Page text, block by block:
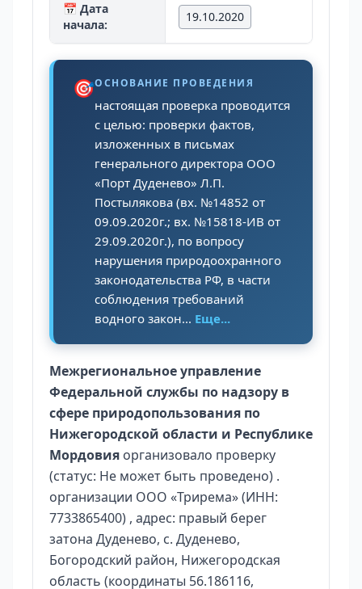
📅 Дата
начала:
19.10.2020
🎯ОСНОВАНИЕ ПРОВЕДЕНИЯ
настоящая проверка проводится
с целью: проверки фактов,
изложенных в письмах
генерального директора ООО
«Порт Дуденево» Л.П.
Постылякова (вх. №14852 от
09.09.2020г.; вх. №15818-ИВ от
29.09.2020г.), по вопросу
нарушения природоохранного
законодательства РФ, в части
соблюдения требований
водного закон... Еще...
Межрегиональное управление
Федеральной службы по надзору в
сфере природопользования по
Нижегородской области и Республике
Мордовия организовало проверку
(статус: Не может быть проведено) .
организации ООО «Трирема» (ИНН:
7733865400) , адрес: правый берег
затона Дуденево, с. Дуденево,
Богородский район, Нижегородская
область (координаты 56.186116,